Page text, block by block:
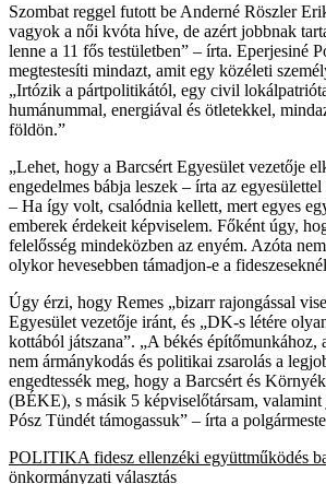
Szombat reggel futott be Anderné Röszler
vagyok a női kvóta híve, de azért jobbnak
lenne a 11 fős testületben” – írta. Eperjesiné
megtestesíti mindazt, amit egy közéleti
„Irtózik a pártpolitikától, egy civil
humánummal, energiával és ötletekkel,
földön.”
„Lehet, hogy a Barcsért Egyesület vezetője
engedelmes bábja leszek – írta az
– Ha így volt, csalódnia kellett, mert egyes
emberek érdekeit képviselem. Főként úgy,
felelősség mindeközben az enyém. Azóta
olykor hevesebben támadjon-e a
Úgy érzi, hogy Remes „bizarr rajongással
Egyesület vezetője iránt, és „DK-s létére
kottából játszana”. „A békés
nem ármánykodás és politikai zsarolás a
engedtessék meg, hogy a Barcsért és
(BÉKE), s másik 5 képviselőtársam, valamint
Pósz Tündét támogassuk” – írta a
POLITIKA fidesz ellenzéki együttműködés
önkormányzati választás